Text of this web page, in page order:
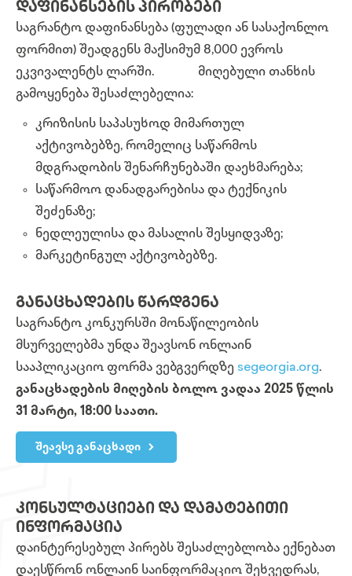
ᲓᲐᲤᲘᲜᲐᲜᲡᲔᲑᲘᲡ ᲞᲘᲠᲝᲑᲔᲑᲘ
საგრანტო დაფინანსება (ფულადი ან სასაქონლო
ფორმით) შეადგენს მაქსიმუმ 8,000 ევროს
ეკვივალენტს ლარში. მიღებული თანხის
გამოყენება შესაძლებელია:
კრიზისის საპასუხოდ მიმართულ
აქტივობებზე, რომელიც საწარმოს
მდგრადობის შენარჩუნებაში დაეხმარება;
საწარმოო დანადგარებისა და ტექნიკის
შეძენაზე;
ნედლეულისა და მასალის შესყიდვაზე;
მარკეტინგულ აქტივობებზე.
ᲒᲐᲜᲐᲪᲮᲐᲓᲔᲑᲘᲡ ᲬᲐᲠᲓᲒᲔᲜᲐ
საგრანტო კონკურსში მონაწილეობის
მსურველებმა უნდა შეავსონ ონლაინ
სააპლიკაციო ფორმა ვებგვერდზე segeorgia.org.
განაცხადების მიღების ბოლო ვადაა 2025 წლის
31 მარტი, 18:00 საათი.
შეავსე განაცხადი
ᲙᲝᲜᲡᲣᲚᲢᲐᲪᲘᲔᲑᲘ ᲓᲐ ᲓᲐᲛᲐᲢᲔᲑᲘᲗᲘ
ᲘᲜᲤᲝᲠᲛᲐᲪᲘᲐ
დაინტერესებულ პირებს შესაძლებლობა ექნებათ
დაესწრონ ონლაინ საინფორმაციო შეხვედრას,